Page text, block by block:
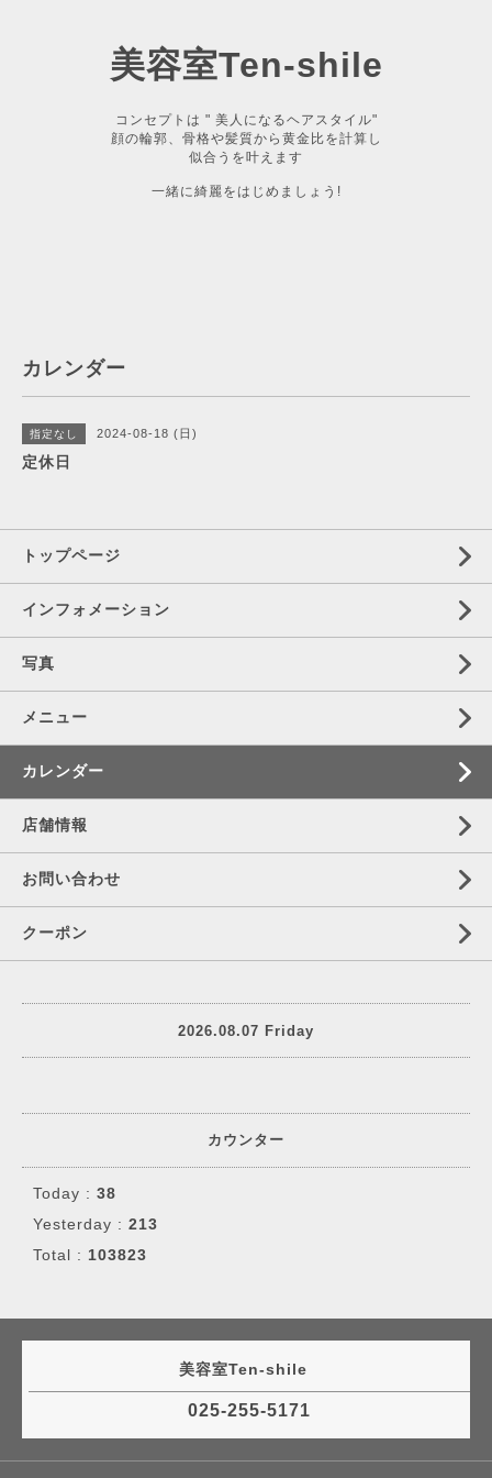
美容室Ten-shile
コンセプトは " 美人になるヘアスタイル"
顔の輪郭、骨格や髪質から黄金比を計算し
似合うを叶えます
一緒に綺麗をはじめましょう!
カレンダー
指定なし 2024-08-18 (日)
定休日
トップページ
インフォメーション
写真
メニュー
カレンダー
店舗情報
お問い合わせ
クーポン
2026.08.07 Friday
カウンター
Today : 38
Yesterday : 213
Total : 103823
美容室Ten-shile
025-255-5171